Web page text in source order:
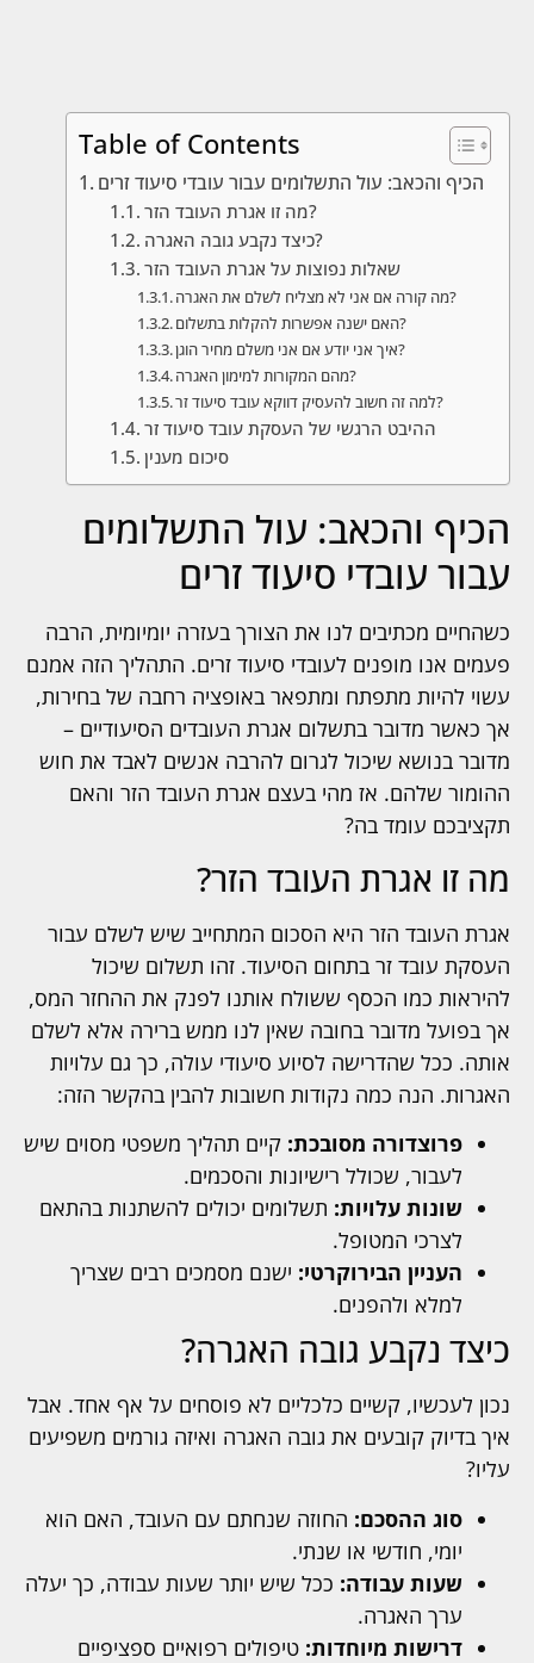
Table of Contents
הכיף והכאב: עול התשלומים עבור עובדי סיעוד זרים
מה זו אגרת העובד הזר?
כיצד נקבע גובה האגרה?
שאלות נפוצות על אגרת העובד הזר
מה קורה אם אני לא מצליח לשלם את האגרה?
האם ישנה אפשרות להקלות בתשלום?
איך אני יודע אם אני משלם מחיר הוגן?
מהם המקורות למימון האגרה?
למה זה חשוב להעסיק דווקא עובד סיעוד זר?
ההיבט הרגשי של העסקת עובד סיעוד זר
סיכום מענין
הכיף והכאב: עול התשלומים
עבור עובדי סיעוד זרים
כשהחיים מכתיבים לנו את הצורך בעזרה יומיומית, הרבה
פעמים אנו מופנים לעובדי סיעוד זרים. התהליך הזה אמנם
עשוי להיות מתפתח ומתפאר באופציה רחבה של בחירות,
אך כאשר מדובר בתשלום אגרת העובדים הסיעודיים –
מדובר בנושא שיכול לגרום להרבה אנשים לאבד את חוש
ההומור שלהם. אז מהי בעצם אגרת העובד הזר והאם
תקציבכם עומד בה?
מה זו אגרת העובד הזר?
אגרת העובד הזר היא הסכום המתחייב שיש לשלם עבור
העסקת עובד זר בתחום הסיעוד. זהו תשלום שיכול
להיראות כמו הכסף ששולח אותנו לפנק את ההחזר המס,
אך בפועל מדובר בחובה שאין לנו ממש ברירה אלא לשלם
אותה. ככל שהדרישה לסיוע סיעודי עולה, כך גם עלויות
האגרות. הנה כמה נקודות חשובות להבין בהקשר הזה:
פרוצדורה מסובכת: קיים תהליך משפטי מסוים שיש
לעבור, שכולל רישיונות והסכמים.
שונות עלויות: תשלומים יכולים להשתנות בהתאם
לצרכי המטופל.
העניין הבירוקרטי: ישנם מסמכים רבים שצריך
למלא ולהפנים.
כיצד נקבע גובה האגרה?
נכון לעכשיו, קשיים כלכליים לא פוסחים על אף אחד. אבל
איך בדיוק קובעים את גובה האגרה ואיזה גורמים משפיעים
עליו?
סוג ההסכם: החוזה שנחתם עם העובד, האם הוא
יומי, חודשי או שנתי.
שעות עבודה: ככל שיש יותר שעות עבודה, כך יעלה
ערך האגרה.
דרישות מיוחדות: טיפולים רפואיים ספציפיים